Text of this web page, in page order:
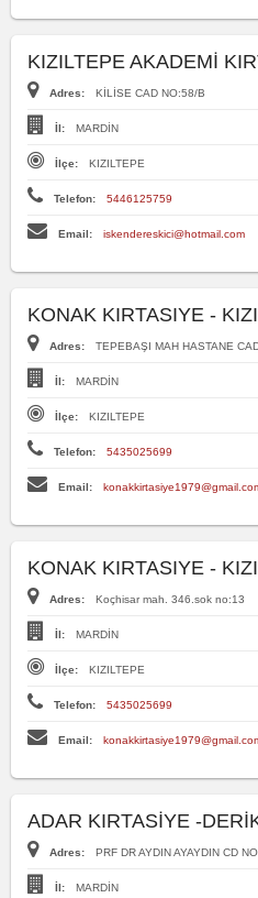
KIZILTEPE AKADEMİ
Adres: KİLİSE CAD NO:58/B
İl: MARDİN
İlçe: KIZILTEPE
Telefon: 5446125759
Email: iskendereskici@hotmail.com
KONAK KIRTASIYE -
Adres: TEPEBAŞI MAH HASTANE
İl: MARDİN
İlçe: KIZILTEPE
Telefon: 5435025699
Email:
KONAK KIRTASIYE -
Adres: Koçhisar mah. 346.sok no:13
İl: MARDİN
İlçe: KIZILTEPE
Telefon: 5435025699
Email:
ADAR KIRTASİYE -
Adres: PRF DR AYDIN AYAYDIN CD
İl: MARDİN